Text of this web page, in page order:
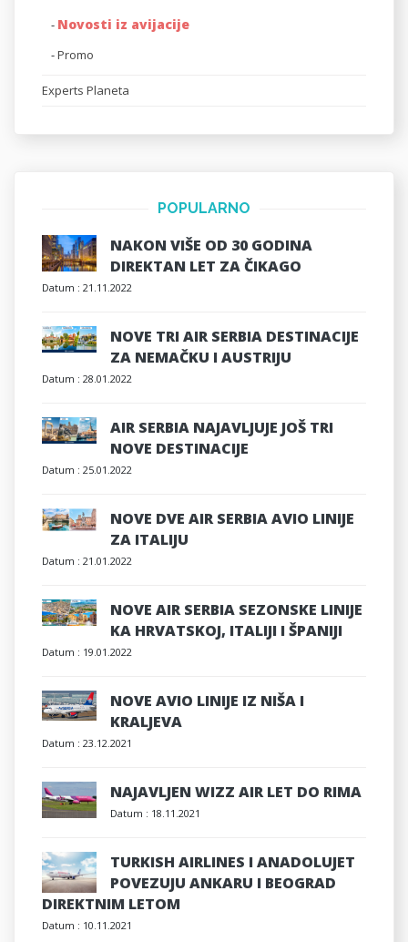
- Novosti iz avijacije
-Promo
Experts Planeta
POPULARNO
NAKON VIŠE OD 30 GODINA
DIREKTAN LET ZA ČIKAGO
Datum : 21.11.2022
NOVE TRI AIR SERBIA DESTINACIJE
ZA NEMAČKU I AUSTRIJU
Datum : 28.01.2022
AIR SERBIA NAJAVLJUJE JOŠ TRI
NOVE DESTINACIJE
Datum : 25.01.2022
NOVE DVE AIR SERBIA AVIO LINIJE
ZA ITALIJU
Datum : 21.01.2022
NOVE AIR SERBIA SEZONSKE LINIJE
KA HRVATSKOJ, ITALIJI I ŠPANIJI
Datum : 19.01.2022
NOVE AVIO LINIJE IZ NIŠA I
KRALJEVA
Datum : 23.12.2021
NAJAVLJEN WIZZ AIR LET DO RIMA
Datum : 18.11.2021
TURKISH AIRLINES I ANADOLUJET
POVEZUJU ANKARU I BEOGRAD
DIREKTNIM LETOM
Datum : 10.11.2021